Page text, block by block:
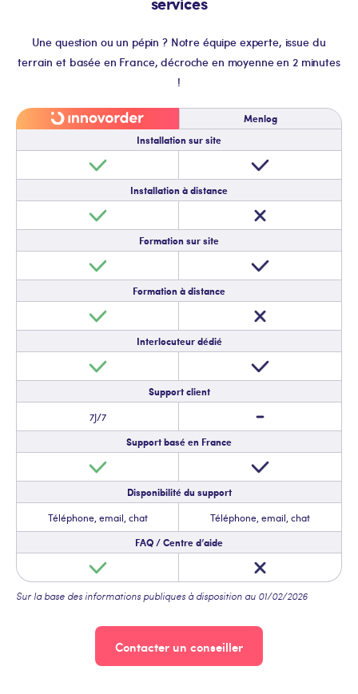
Une question ou un pépin ? Notre équipe experte, issue du
terrain et basée en France, décroche en moyenne en 2 minutes
!
Menlog
Installation sur site
Installation à distance
Formation sur site
Formation à distance
Interlocuteur dédié
Support client
7J/7
Support basé en France
Disponibilité du support
Téléphone, email, chat Téléphone, email, chat
FAQ / Centre d’aide
Sur la base des informations publiques à disposition au 01/02/2026
Contacter un conseiller